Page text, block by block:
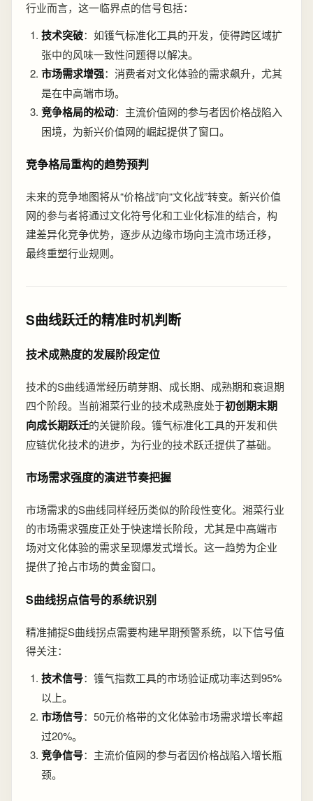
行业而言，这一临界点的信号包括：
技术突破：如镬气标准化工具的开发，使得跨区域扩
张中的风味一致性问题得以解决。
市场需求增强：消费者对文化体验的需求飙升，尤其
是在中高端市场。
竞争格局的松动：主流价值网的参与者因价格战陷入
困境，为新兴价值网的崛起提供了窗口。
竞争格局重构的趋势预判
未来的竞争地图将从“价格战”向“文化战”转变。新兴价值
网的参与者将通过文化符号化和工业化标准的结合，构
建差异化竞争优势，逐步从边缘市场向主流市场迁移，
最终重塑行业规则。
S曲线跃迁的精准时机判断
技术成熟度的发展阶段定位
技术的S曲线通常经历萌芽期、成长期、成熟期和衰退期
四个阶段。当前湘菜行业的技术成熟度处于初创期末期
向成长期跃迁的关键阶段。镬气标准化工具的开发和供
应链优化技术的进步，为行业的技术跃迁提供了基础。
市场需求强度的演进节奏把握
市场需求的S曲线同样经历类似的阶段性变化。湘菜行业
的市场需求强度正处于快速增长阶段，尤其是中高端市
场对文化体验的需求呈现爆发式增长。这一趋势为企业
提供了抢占市场的黄金窗口。
S曲线拐点信号的系统识别
精准捕捉S曲线拐点需要构建早期预警系统，以下信号值
得关注：
技术信号：镬气指数工具的市场验证成功率达到95%
以上。
市场信号：50元价格带的文化体验市场需求增长率超
过20%。
竞争信号：主流价值网的参与者因价格战陷入增长瓶
颈。